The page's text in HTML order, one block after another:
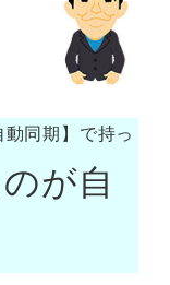
同期】で持っ
が自